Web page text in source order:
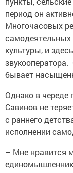
период он
Многочасовых
самодеятельных
культуры, и
бывает
Однако в череде
Савинов не
с раннего
исполнении
– Мне нравится